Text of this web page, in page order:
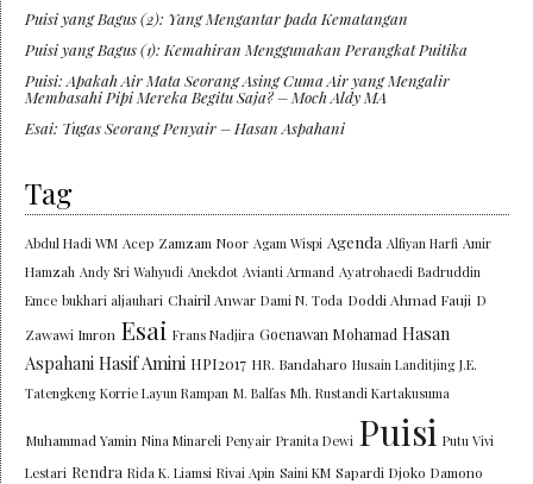
Puisi yang Bagus (2): Yang Mengantar pada Kematangan
Puisi yang Bagus (1): Kemahiran Menggunakan Perangkat Puitika
Puisi: Apakah Air Mata Seorang Asing Cuma Air yang Mengalir
Membasahi Pipi Mereka Begitu Saja? – Moch Aldy MA
Esai: Tugas Seorang Penyair – Hasan Aspahani
Tag
Abdul Hadi WM Acep Zamzam Noor Agam Wispi Agenda Alfiyan Harfi Amir
Hamzah Andy Sri Wahyudi Anekdot Avianti Armand Ayatrohaedi Badruddin
Emce bukhari aljauhari Chairil Anwar Dami N. Toda Doddi Ahmad Fauji D
Zawawi Imron Esai Frans Nadjira Goenawan Mohamad Hasan
Aspahani Hasif Amini HPI2017 HR. Bandaharo Husain Landitjing J.E.
Tatengkeng Korrie Layun Rampan M. Balfas Mh. Rustandi Kartakusuma
Muhammad Yamin Nina Minareli Penyair Pranita Dewi Puisi Putu Vivi
Lestari Rendra Rida K. Liamsi Rivai Apin Saini KM Sapardi Djoko Damono